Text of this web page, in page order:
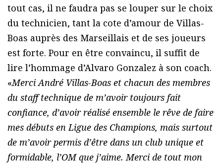
tout cas, il ne faudra pas se louper sur le choix
du technicien, tant la cote d’amour de Villas-
Boas auprès des Marseillais et de ses joueurs
est forte. Pour en être convaincu, il suffit de
lire l’hommage d’Alvaro Gonzalez à son coach.
«Merci André Villas-Boas et chacun des membres
du staff technique de m’avoir toujours fait
confiance, d’avoir réalisé ensemble le rêve de faire
mes débuts en Ligue des Champions, mais surtout
de m’avoir permis d’être dans un club unique et
formidable, l’OM que j’aime. Merci de tout mon